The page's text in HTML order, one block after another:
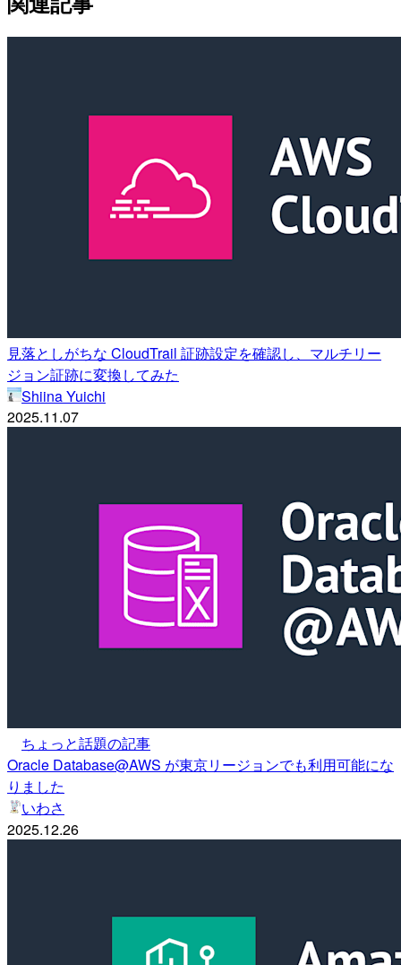
見落としがちな CloudTrail 証跡設定を確認し、マルチリー
ジョン証跡に変換してみた
Shiina Yuichi
2025.11.07
ちょっと話題の記事
Oracle Database@AWS が東京リージョンでも利用可能にな
りました
いわさ
2025.12.26